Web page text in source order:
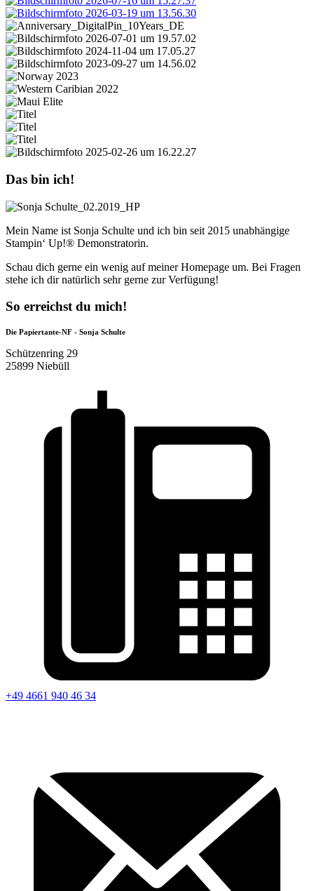
Das bin ich!
Mein Name ist Sonja Schulte und ich bin seit 2015 unabhängige
Stampin‘ Up!® Demonstratorin.
Schau dich gerne ein wenig auf meiner Homepage um. Bei Fragen
stehe ich dir natürlich sehr gerne zur Verfügung!
So erreichst du mich!
Die Papiertante-NF - Sonja Schulte
Schützenring 29
25899 Niebüll
+49 4661 940 46 34